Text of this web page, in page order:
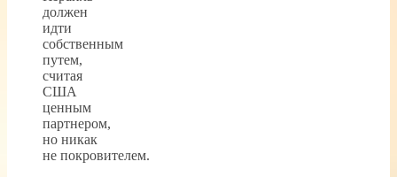
должен
идти
собственным
путем,
считая
США
ценным
партнером,
но никак
не покровителем.